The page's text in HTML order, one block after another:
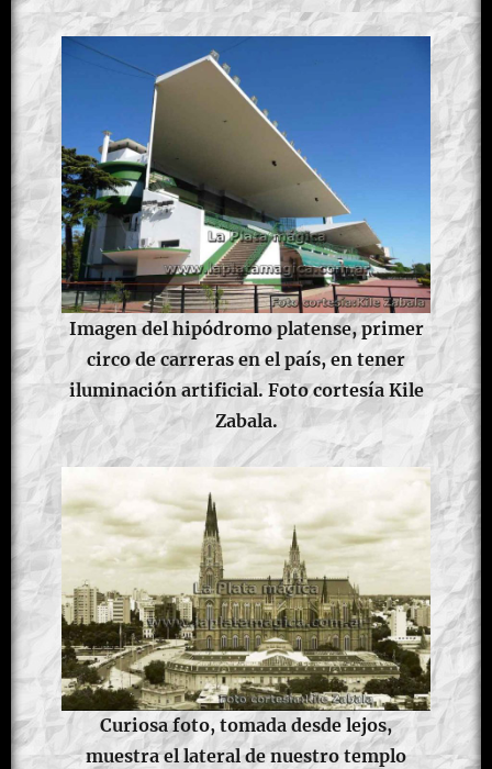
Imagen del hipódromo platense, primer
circo de carreras en el país, en tener
iluminación artificial. Foto cortesía Kile
Zabala.
Curiosa foto, tomada desde lejos,
muestra el lateral de nuestro templo